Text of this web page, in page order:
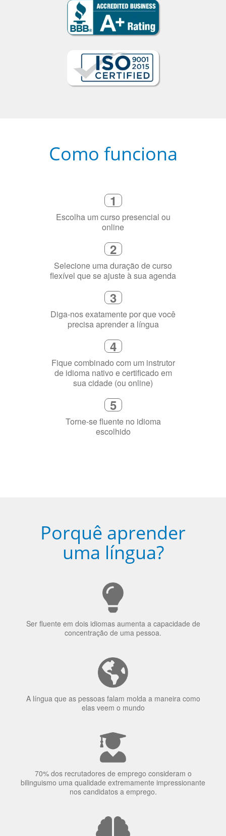
Como funciona
1
Escolha um curso presencial ou
2
Selecione uma duração de curso
3
Diga-nos exatamente por que você
4
Fique combinado com um instrutor
de idioma nativo e certificado em
5
Torne-se fluente no idioma
Porquê aprender
uma língua?
Ser fluente em dois idiomas aumenta a capacidade de
A língua que as pessoas falam molda a maneira como
70% dos recrutadores de emprego consideram o
bilinguismo uma qualidade extremamente impressionante